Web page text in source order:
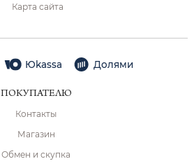
Карта сайта
Юkassa Долями
ПОКУПАТЕЛЮ
Контакты
Магазин
Обмен и скупка